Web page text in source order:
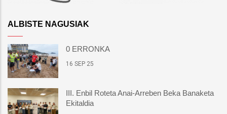
ALBISTE NAGUSIAK
0 ERRONKA
16 SEP 25
III. Enbil Roteta Anai-Arreben Beka Banaketa
Ekitaldia